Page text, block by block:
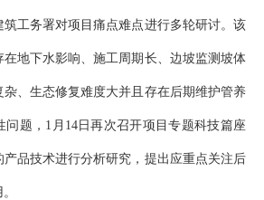
筑工务署对项目痛点难点进行多轮研讨。该
地下水影响、施工周期长、边坡监测坡体
、生态修复难度大并且存在后期维护管养
题， 1月14日再次召开项目专题科技篇座
品技术进行分析研究，提出 应重点关注后